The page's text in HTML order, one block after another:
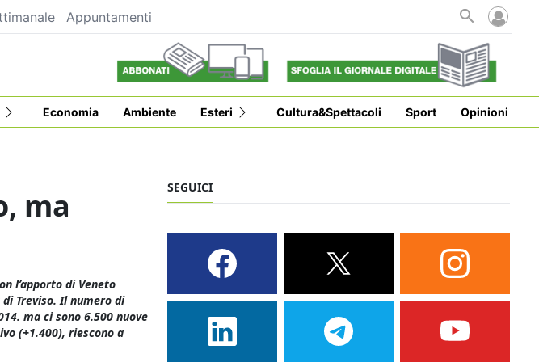
Appuntamenti
Economia Ambiente Esteri Cultura&Spettacoli Sport Opinioni
ma
l’apporto di Veneto
Treviso. Il numero di
ma ci sono 6.500 nuove
(+1.400), riescono a
SEGUICI